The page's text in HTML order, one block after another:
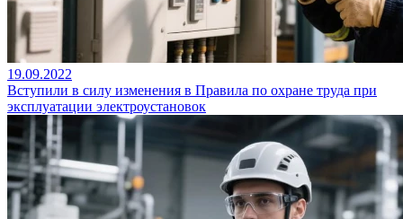
19.09.2022
Вступили в силу изменения в Правила по охране труда при
эксплуатации электроустановок